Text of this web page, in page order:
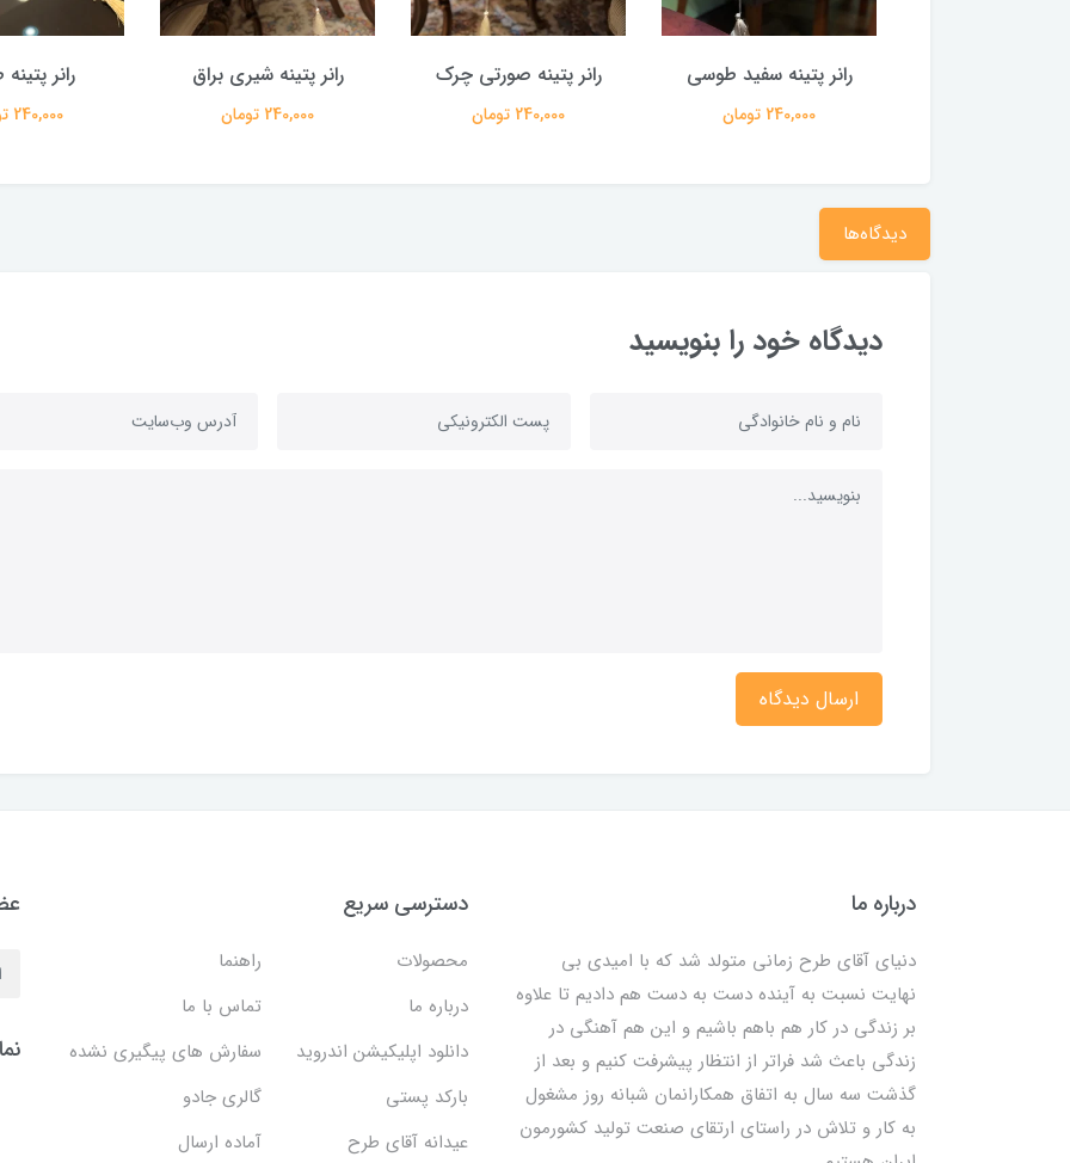
رانر پتینه سفید طوسی
240,000 تومان
رانر پتینه صورتی چرک
240,000 تومان
رانر پتینه شیری براق
240,000 تومان
رانر
240,000 تومان
دیدگاه‌ها
دیدگاه خود را بنویسید
ارسال دیدگاه
درباره ما
دنیای آقای طرح زمانی متولد شد که با امیدی بی
نهایت نسبت به آینده دست به دست هم دادیم تا علاوه
بر زندگی در کار هم باهم باشیم و این هم آهنگی در
زندگی باعث شد فراتر از انتظار پیشرفت کنیم و بعد از
گذشت سه سال به اتفاق همکارانمان شبانه روز مشغول
به کار و تلاش در راستای ارتقای صنعت تولید کشورمون
دسترسی سریع
محصولات
راهنما
درباره ما
تماس با ما
دانلود اپلیکیشن اندروید
سفارش های پیگیری نشده
بارکد پستی
گالری جادو
عیدانه آقای طرح
آماده ارسال